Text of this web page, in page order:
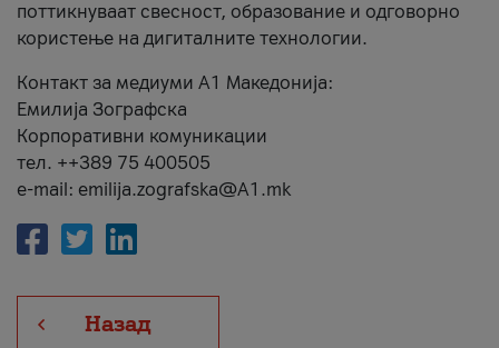
поттикнуваат свесност, образование и одговорно
користење на дигиталните технологии.
Контакт за медиуми А1 Македонија:
Емилија Зографска
Корпоративни комуникации
тел. ++389 75 400505
e-mail: emilija.zografska@A1.mk
Назад